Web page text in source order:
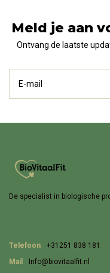
Meld je aan
Ontvang de laatste
De specialist in biologische
Telefoon
+31251 838 181
Mail
Info@biovitaalfit.nl